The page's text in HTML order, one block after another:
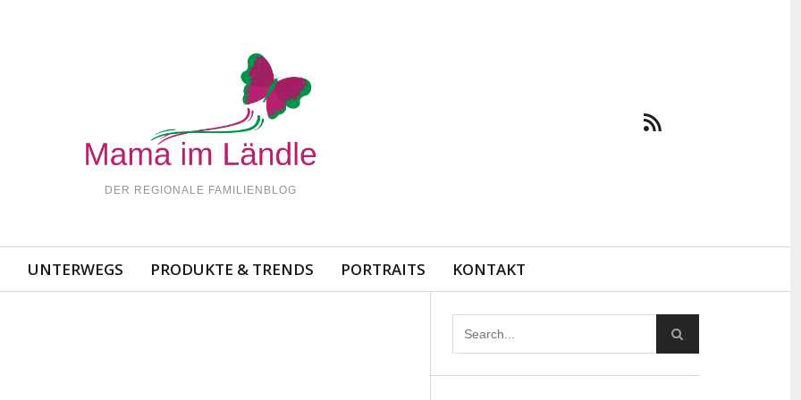
DER REGIONALE FAMILIENBLOG
UNTERWEGS PRODUKTE & TRENDS PORTRAITS KONTAKT